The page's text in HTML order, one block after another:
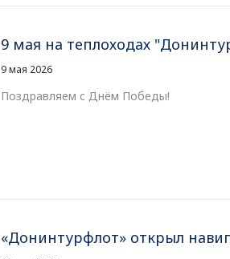
9 мая на теплоходах
9 мая 2026
Поздравляем с Днём Победы!
«Донинтурфлот» открыл